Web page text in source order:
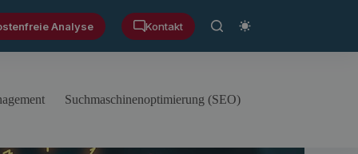
Analyse Kontakt
Suchmaschinenoptimierung (SEO)